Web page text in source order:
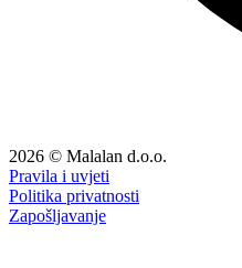
2026 © Malalan d.o.o.
Pravila i uvjeti
Politika privatnosti
Zapošljavanje